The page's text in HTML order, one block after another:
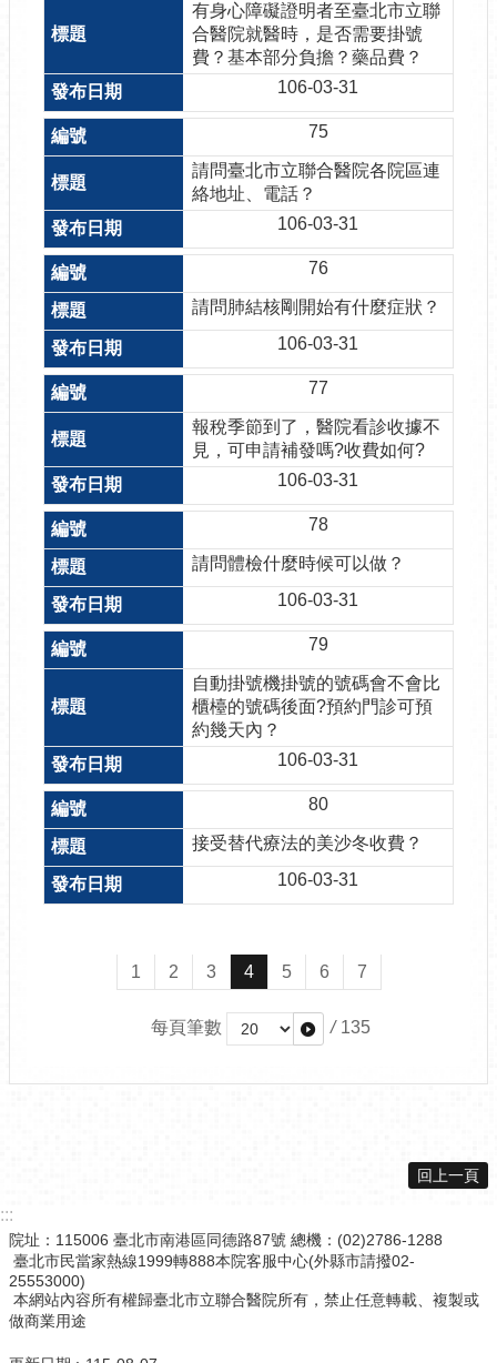
有身心障礙證明者至臺北市立聯
合醫院就醫時，是否需要掛號
費？基本部分負擔？藥品費？
106-03-31
75
請問臺北市立聯合醫院各院區連
絡地址、電話？
106-03-31
76
請問肺結核剛開始有什麼症狀？
106-03-31
77
報稅季節到了，醫院看診收據不
見，可申請補發嗎?收費如何?
106-03-31
78
請問體檢什麼時候可以做？
106-03-31
79
自動掛號機掛號的號碼會不會比
櫃檯的號碼後面?預約門診可預
約幾天內？
106-03-31
80
接受替代療法的美沙冬收費？
106-03-31
1 2 3 4 5 6 7
每頁筆數 / 135
回上一頁
:::
院址：115006 臺北市南港區同德路87號 總機：(02)2786-1288
臺北市民當家熱線1999轉888本院客服中心(外縣市請撥02-
25553000)
本網站內容所有權歸臺北市立聯合醫院所有，禁止任意轉載、複製或
做商業用途